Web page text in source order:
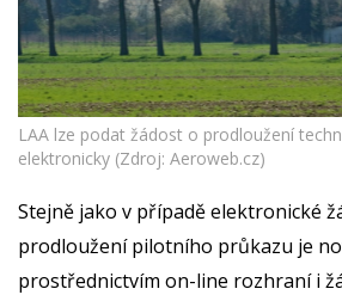
LAA lze podat žádost o prodloužení
elektronicky (Zdroj: Aeroweb.cz)
Stejně jako v případě elektronické
prodloužení pilotního průkazu je
prostřednictvím on-line rozhraní i